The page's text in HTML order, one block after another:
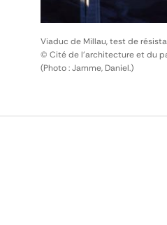
Viaduc de Millau, test de
© Cité de l'architecture et du
(Photo : Jamme, Daniel.)